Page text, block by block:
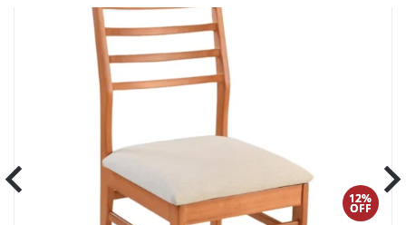
Home Sala De Jantar
Cadeira Dubai Em Madeira Scapin
SKU 108654|327|1
12%
OFF